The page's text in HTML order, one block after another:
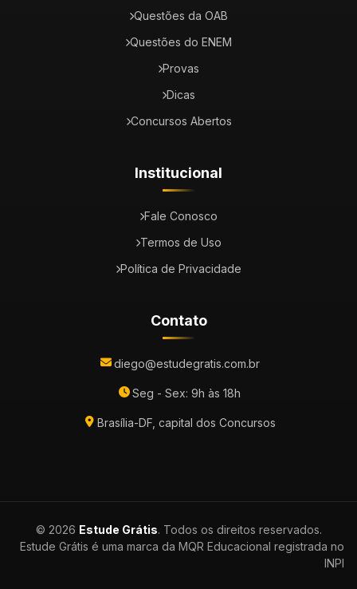
Questões da OAB
Questões do ENEM
Provas
Dicas
Concursos Abertos
Institucional
Fale Conosco
Termos de Uso
Política de Privacidade
Contato
diego@estudegratis.com.br
Seg - Sex: 9h às 18h
Brasília-DF, capital dos Concursos
© 2026 Estude Grátis. Todos os direitos reservados.
Estude Grátis é uma marca da MQR Educacional registrada no
INPI